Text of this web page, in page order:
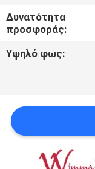
ΧΆΡΤΗΣ
ΙΣΤΌΤΟΠΟΥ
Δυνατότητα
προσφοράς:
Υψηλό φως: